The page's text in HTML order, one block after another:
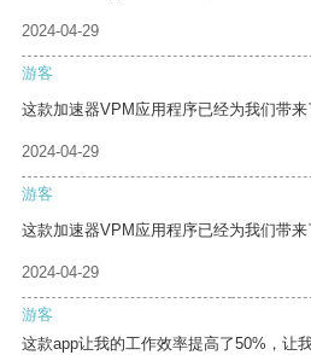
2024-04-29
游客
这款加速器VPM应用程序已经为我们带来
2024-04-29
游客
这款加速器VPM应用程序已经为我们带来
2024-04-29
游客
这款app让我的工作效率提高了50%，让